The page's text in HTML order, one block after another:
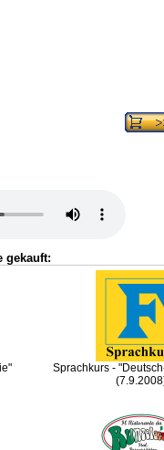
gekauft:
Sprachkurs -